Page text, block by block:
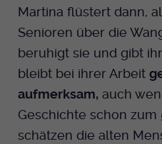
Martina flüstert dann,
Senioren über die
beruhigt sie und gibt
bleibt bei ihrer Arbeit
aufmerksam, auch
Geschichte schon zum
schätzen die alten